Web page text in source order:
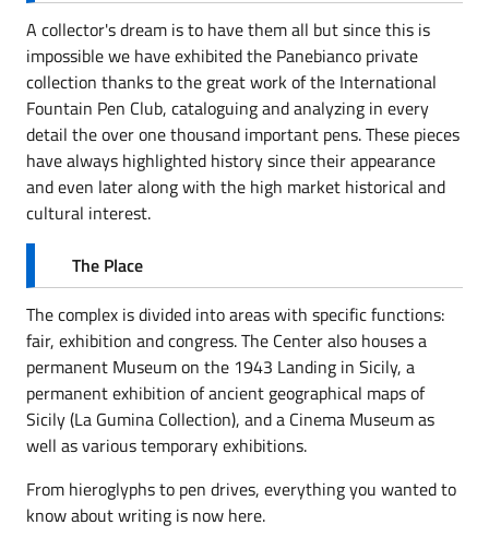
A collector's dream is to have them all but since this is
impossible we have exhibited the Panebianco private
collection thanks to the great work of the International
Fountain Pen Club, cataloguing and analyzing in every
detail the over one thousand important pens. These pieces
have always highlighted history since their appearance
and even later along with the high market historical and
cultural interest.
The Place
The complex is divided into areas with specific functions:
fair, exhibition and congress. The Center also houses a
permanent Museum on the 1943 Landing in Sicily, a
permanent exhibition of ancient geographical maps of
Sicily (La Gumina Collection), and a Cinema Museum as
well as various temporary exhibitions.
From hieroglyphs to pen drives, everything you wanted to
know about writing is now here.